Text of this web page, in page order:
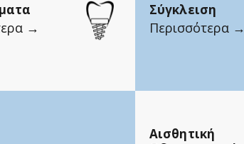
→
Σύγκλειση
Περισσότερα →
Αισθητική